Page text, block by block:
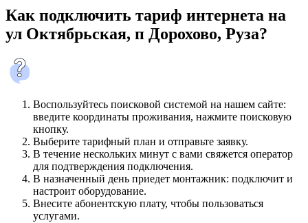
Как подключить тариф интернета на
ул Октябрьская, п Дорохово, Руза?
Воспользуйтесь поисковой системой на нашем сайте:
введите координаты проживания, нажмите поисковую
кнопку.
Выберите тарифный план и отправьте заявку.
В течение нескольких минут с вами свяжется оператор
для подтверждения подключения.
В назначенный день приедет монтажник: подключит и
настроит оборудование.
Внесите абонентскую плату, чтобы пользоваться
услугами.